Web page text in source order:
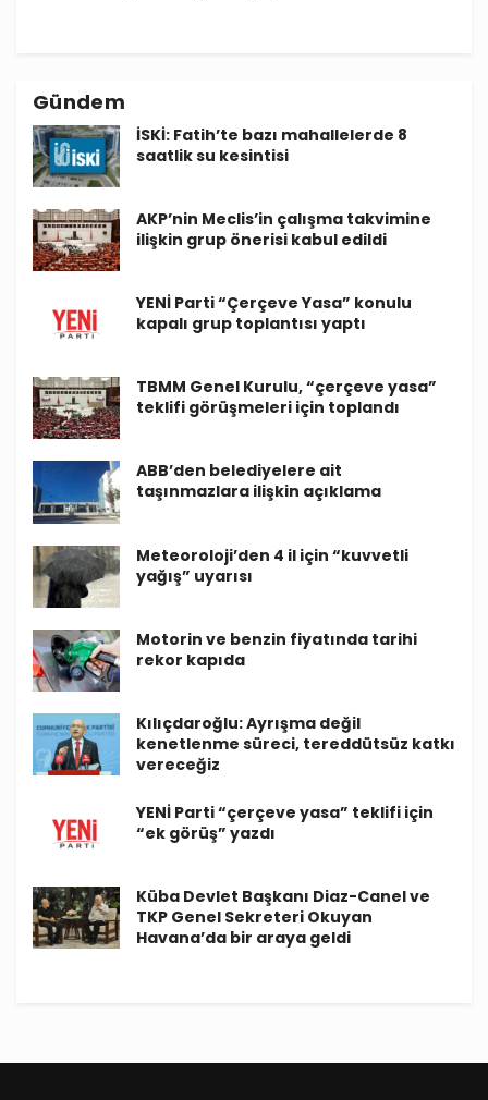
Gündem
İSKİ: Fatih’te bazı mahallelerde 8
saatlik su kesintisi
AKP’nin Meclis’in çalışma takvimine
ilişkin grup önerisi kabul edildi
YENİ Parti “Çerçeve Yasa” konulu
kapalı grup toplantısı yaptı
TBMM Genel Kurulu, “çerçeve yasa”
teklifi görüşmeleri için toplandı
ABB’den belediyelere ait
taşınmazlara ilişkin açıklama
Meteoroloji’den 4 il için “kuvvetli
yağış” uyarısı
Motorin ve benzin fiyatında tarihi
rekor kapıda
Kılıçdaroğlu: Ayrışma değil
kenetlenme süreci, tereddütsüz katkı
vereceğiz
YENİ Parti “çerçeve yasa” teklifi için
“ek görüş” yazdı
Küba Devlet Başkanı Diaz-Canel ve
TKP Genel Sekreteri Okuyan
Havana’da bir araya geldi